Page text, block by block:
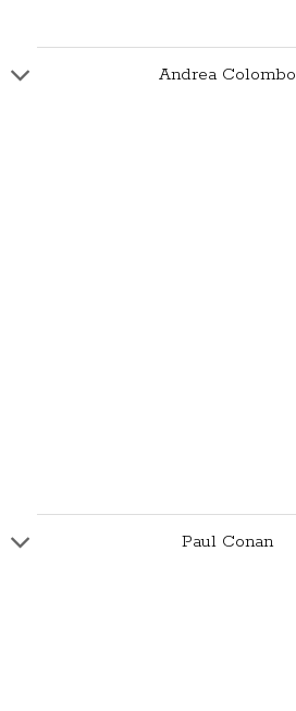
Andrea Colombo
Paul Conan